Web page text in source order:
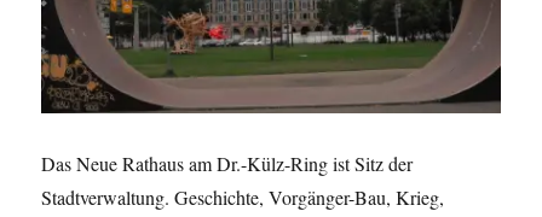
Das Neue Rathaus am Dr.-Külz-Ring ist Sitz der
Stadtverwaltung. Geschichte, Vorgänger-Bau, Krieg,